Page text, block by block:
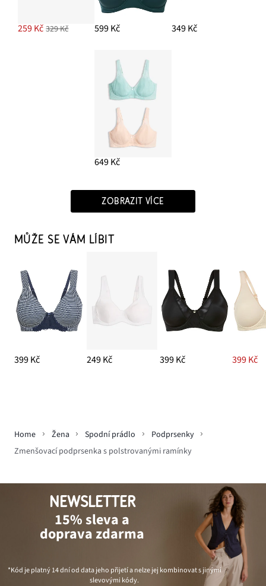
259 Kč 329 Kč 599 Kč 349 Kč
649 Kč
ZOBRAZIT VÍCE
MŮŽE SE VÁM LÍBIT
399 Kč 249 Kč 399 Kč 399 Kč
Home Žena Spodní prádlo
Podprsenky
Zmenšovací podprsenka s polstrovanými ramínky
NEWSLETTER
15% sleva a
doprava zdarma
*Kód je platný 14 dní od data jeho přijetí a nelze jej kombinovat s jinými
slevovými kódy.